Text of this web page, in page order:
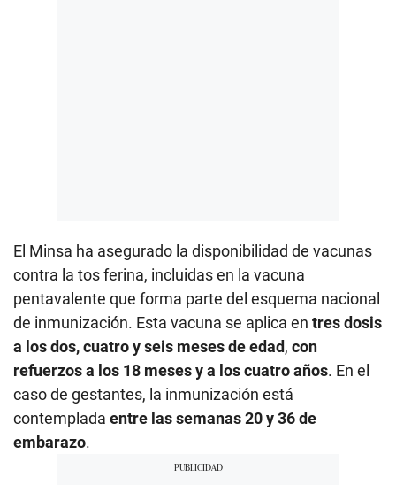
El Minsa ha asegurado la disponibilidad de vacunas
contra la tos ferina, incluidas en la vacuna
pentavalente que forma parte del esquema nacional
de inmunización. Esta vacuna se aplica en tres dosis
a los dos, cuatro y seis meses de edad, con
refuerzos a los 18 meses y a los cuatro años. En el
caso de gestantes, la inmunización está
contemplada entre las semanas 20 y 36 de
embarazo.